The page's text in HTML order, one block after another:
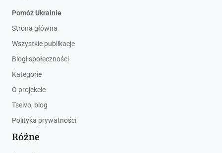
Pomóż Ukrainie
Strona główna
Wszystkie publikacje
Blogi społeczności
Kategorie
O projekcie
Tseivo, blog
Polityka prywatności
Różne